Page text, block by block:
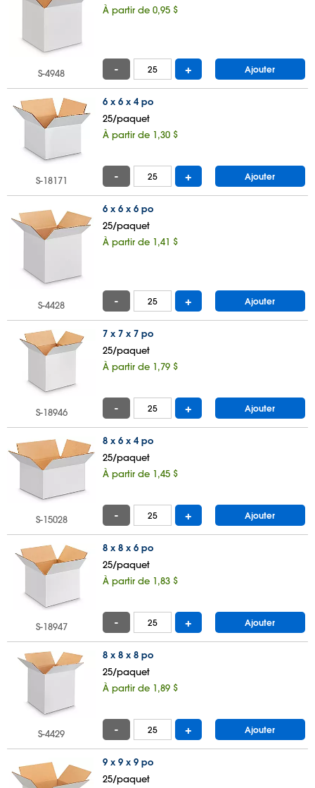
À partir de 0,95 $
S-4948 - + Ajouter
6 x 6 x 4 po
25/paquet
À partir de 1,30 $
S-18171 - + Ajouter
6 x 6 x 6 po
25/paquet
À partir de 1,41 $
S-4428 - + Ajouter
7 x 7 x 7 po
25/paquet
À partir de 1,79 $
S-18946 - + Ajouter
8 x 6 x 4 po
25/paquet
À partir de 1,45 $
S-15028 - + Ajouter
8 x 8 x 6 po
25/paquet
À partir de 1,83 $
S-18947 - + Ajouter
8 x 8 x 8 po
25/paquet
À partir de 1,89 $
S-4429 - + Ajouter
9 x 9 x 9 po
25/paquet